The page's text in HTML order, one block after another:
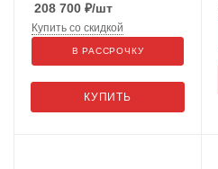
208 700 ₽/шт
КУПИТЬ
Купить со скидкой
В РАССРОЧКУ